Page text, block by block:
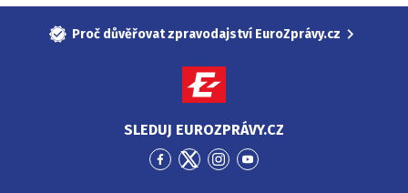
Proč důvěřovat zpravodajství EuroZprávy.cz
SLEDUJ EUROZPRÁVY.CZ
PřejítPřejítPřejítPřejít